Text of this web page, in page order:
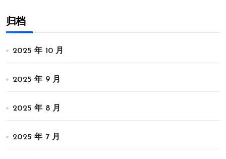
归档
2025 年 10 月
2025 年 9 月
2025 年 8 月
2025 年 7 月